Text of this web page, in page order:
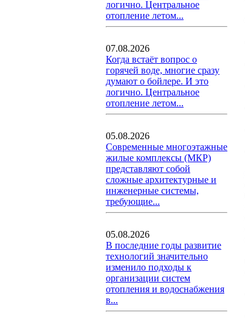
логично. Центральное
отопление летом...
07.08.2026
Когда встаёт вопрос о
горячей воде, многие сразу
думают о бойлере. И это
логично. Центральное
отопление летом...
05.08.2026
Современные многоэтажные
жилые комплексы (МКР)
представляют собой
сложные архитектурные и
инженерные системы,
требующие...
05.08.2026
В последние годы развитие
технологий значительно
изменило подходы к
организации систем
отопления и водоснабжения
в...